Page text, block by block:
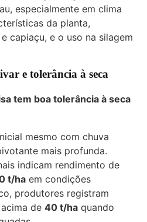
especialmente em clima
da planta,
capiaçu, e o uso na silagem
e tolerância à seca
tem boa tolerância à seca
mesmo com chuva
mais profunda.
indicam rendimento de
t/ha em condições
produtores registram
de 40 t/ha quando